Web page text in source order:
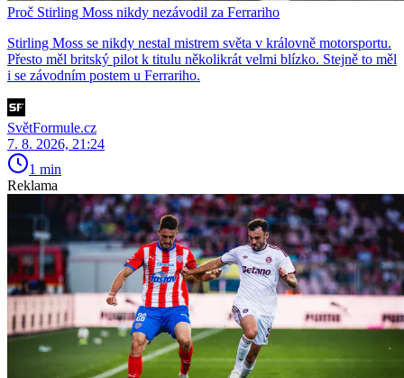
Proč Stirling Moss nikdy nezávodil za Ferrariho
Stirling Moss se nikdy nestal mistrem světa v královně motorsportu.
Přesto měl britský pilot k titulu několikrát velmi blízko. Stejně to měl
i se závodním postem u Ferrariho.
SvětFormule.cz
7. 8. 2026, 21:24
1 min
Reklama